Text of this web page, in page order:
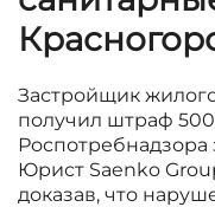
Застройщик
получил штраф
Юрист Saenko
доказав, что